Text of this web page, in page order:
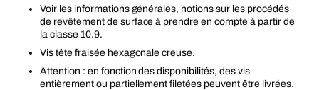
Voir les informations générales, notions sur les procédés
de revêtement de surface à prendre en compte à partir de
la classe 10.9.
Vis tête fraisée hexagonale creuse.
Attention : en fonction des disponibilités, des vis
entièrement ou partiellement filetées peuvent être livrées.